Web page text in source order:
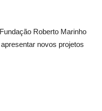
Roberto Marinho
novos projetos